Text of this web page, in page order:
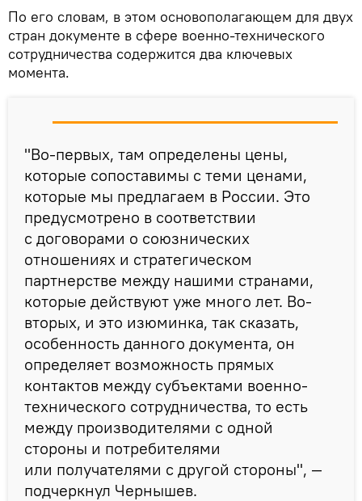
По его словам, в этом основополагающем для двух
стран документе в сфере военно-технического
сотрудничества содержится два ключевых
момента.
"Во-первых, там определены цены,
которые сопоставимы с теми ценами,
которые мы предлагаем в России. Это
предусмотрено в соответствии
с договорами о союзнических
отношениях и стратегическом
партнерстве между нашими странами,
которые действуют уже много лет. Во-
вторых, и это изюминка, так сказать,
особенность данного документа, он
определяет возможность прямых
контактов между субъектами военно-
технического сотрудничества, то есть
между производителями с одной
стороны и потребителями
или получателями с другой стороны", —
подчеркнул Чернышев.